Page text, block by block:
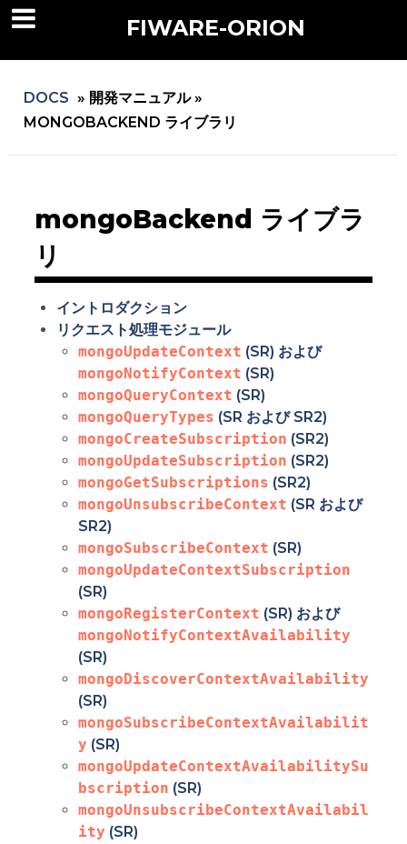
FIWARE-ORION
DOCS » 開発マニュアル »
MONGOBACKEND ライブラリ
mongoBackend ライブラ
リ
イントロダクション
リクエスト処理モジュール
mongoUpdateContext (SR) および
mongoNotifyContext (SR)
mongoQueryContext (SR)
mongoQueryTypes (SR および SR2)
mongoCreateSubscription (SR2)
mongoUpdateSubscription (SR2)
mongoGetSubscriptions (SR2)
mongoUnsubscribeContext (SR および
SR2)
mongoSubscribeContext (SR)
mongoUpdateContextSubscription
(SR)
mongoRegisterContext (SR) および
mongoNotifyContextAvailability
(SR)
mongoDiscoverContextAvailability
(SR)
mongoSubscribeContextAvailabilit
y (SR)
mongoUpdateContextAvailabilitySu
bscription (SR)
mongoUnsubscribeContextAvailabil
ity (SR)